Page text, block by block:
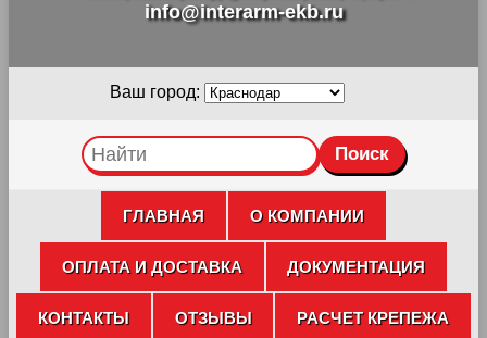
info@interarm-ekb.ru
Ваш город:
ГЛАВНАЯ О КОМПАНИИ
ОПЛАТА И ДОСТАВКА ДОКУМЕНТАЦИЯ
КОНТАКТЫ ОТЗЫВЫ РАСЧЕТ КРЕПЕЖА